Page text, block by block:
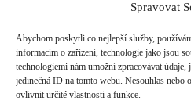
Spravovat
Abychom poskytli co nejlepší služby,
informacím o zařízení, technologie jako jsou
technologiemi nám umožní zpracovávat
jedinečná ID na tomto webu. Nesouhlas nebo
ovlivnit určité vlastnosti a funkce.
ČASOPIS O JINÉ HUDBĚ | vydává
založeno 2001 |
©2026 HISvoice – design a